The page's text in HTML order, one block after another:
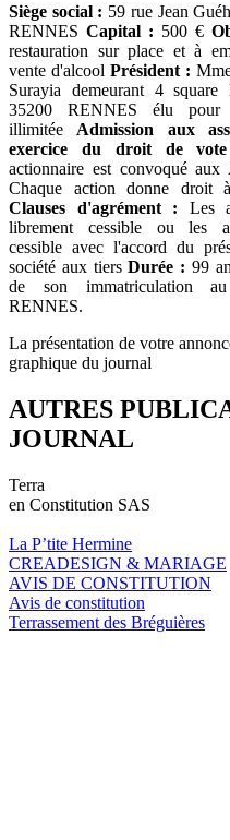
Siège social : 59 rue Jean
RENNES Capital : 500 €
restauration sur place et à
vente d'alcool Président :
Surayia demeurant 4
35200 RENNES élu pour
illimitée Admission aux
exercice du droit de
actionnaire est convoqué aux
Chaque action donne droit
Clauses d'agrément : Les
librement cessible ou les
cessible avec l'accord du
société aux tiersDurée : 99
de son immatriculation
RENNES.
La présentation de votre
graphique du journal
AUTRES
JOURNAL
Terra
en Constitution SAS
La P’tite Hermine
CREADESIGN & MARIAGE
AVIS DE CONSTITUTION
Avis de constitution
Terrassement des Bréguières